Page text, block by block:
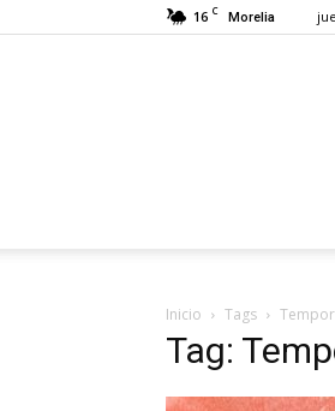
16 C Morelia
Inicio Tags
Tag: